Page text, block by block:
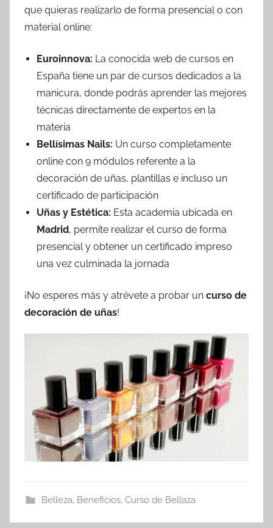
que quieras realizarlo de forma presencial o con
material online:
Euroinnova: La conocida web de cursos en
España tiene un par de cursos dedicados a la
manicura, donde podrás aprender las mejores
técnicas directamente de expertos en la
materia
Bellísimas Nails: Un curso completamente
online con 9 módulos referente a la
decoración de uñas, plantillas e incluso un
certificado de participación
Uñas y Estética: Esta academia ubicada en
Madrid, permite realizar el curso de forma
presencial y obtener un certificado impreso
una vez culminada la jornada
¡No esperes más y atrévete a probar un curso de
decoración de uñas!
Belleza, Beneficios, Curso de Bellaza